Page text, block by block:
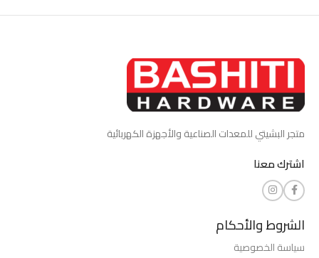
متجر البشيتي للمعدات الصناعية والأجهزة الكهربائية
اشترك معنا
الشروط والأحكام
سياسة الخصوصية